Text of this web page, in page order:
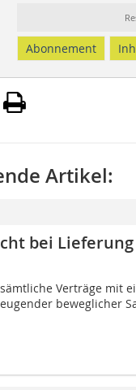
Abonnement
Artikel:
bei
Verträge mit
beweglicher